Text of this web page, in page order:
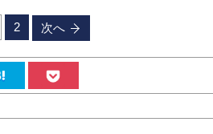
2 次へ